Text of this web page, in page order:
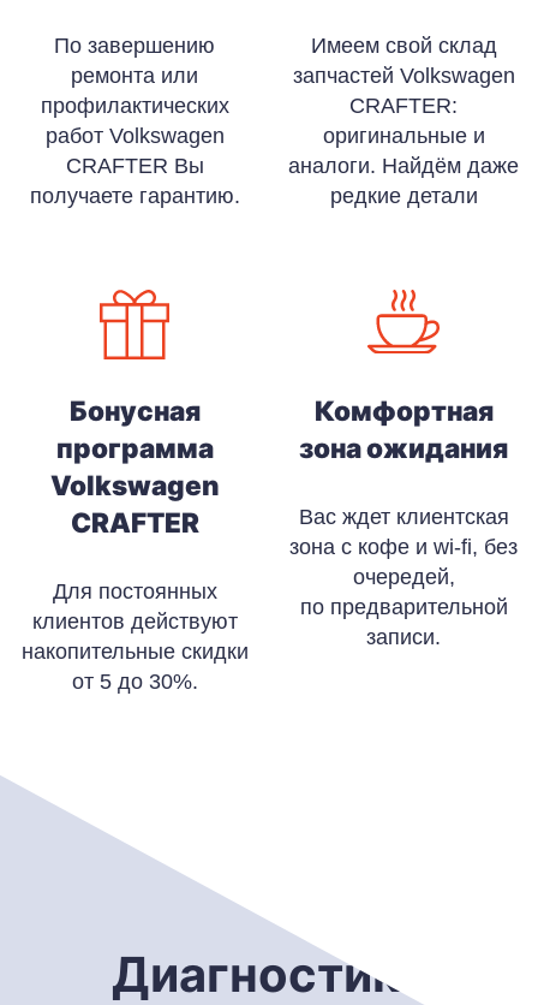
По завершению
ремонта или
профилактических
работ Volkswagen
CRAFTER Вы
получаете гарантию.
Бонусная
программа
Volkswagen
CRAFTER
Для постоянных
клиентов действуют
накопительные скидки
от 5 до 30%.
Имеем свой склад
запчастей Volkswagen
CRAFTER:
оригинальные и
аналоги. Найдём даже
редкие детали
Комфортная
зона ожидания
Вас ждет клиентская
зона с кофе и wi-fi, без
очередей,
по предварительной
записи.
Диагностика